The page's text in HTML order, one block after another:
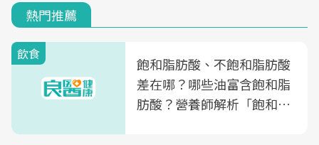
熱門推薦
飲食
飽和脂肪酸、不飽和脂肪酸
差在哪？哪些油富含飽和脂
肪酸？營養師解析「飽和脂